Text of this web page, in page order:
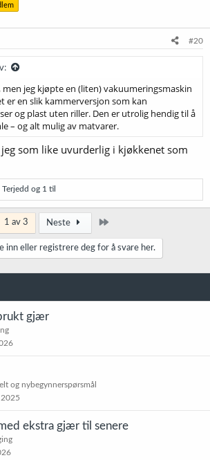
#20
jeg kjøpte en (liten) vakuumeringsmaskin
er en slik kammerversjon som kan
og plast uten riller. Den er utrolig hendig til å
– og alt mulig av matvarer.
som like uvurderlig i kjøkkenet som
Terjedd og 1 til
1 av 3 Neste
inn eller registrere deg for å svare her.
gjær
og nybegynnerspørsmål
ekstra gjær til senere